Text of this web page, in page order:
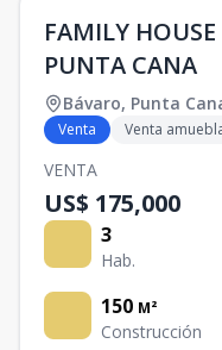
FAMILY
PUNTA CANA
Bávaro, Punta
Venta Venta
VENTA
US$ 175,000
3
Hab.
150 M²
Construcción